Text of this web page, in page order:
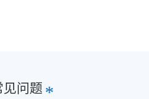
见问题 *